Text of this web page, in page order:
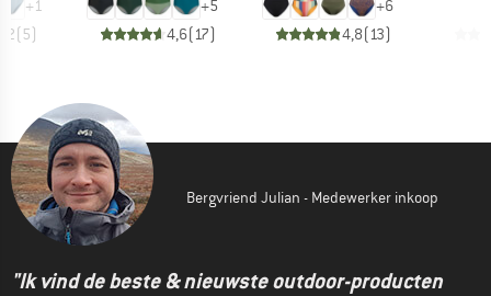
+1
(5)
+5
4,6(17)
+6
4,8(13)
Bergvriend Julian - Medewerker inkoop
"Ik vind de beste & nieuwste outdoor-producten